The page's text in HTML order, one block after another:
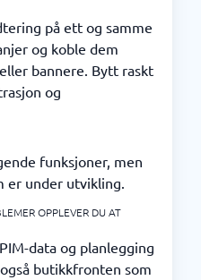
på ett og samme
og koble dem
bannere. Bytt raskt
og
funksjoner, men
er under utvikling.
OPPLEVER DU AT
data og planlegging
butikkfronten som